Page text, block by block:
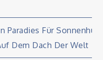
Paradies Für
Dem Dach Der Welt